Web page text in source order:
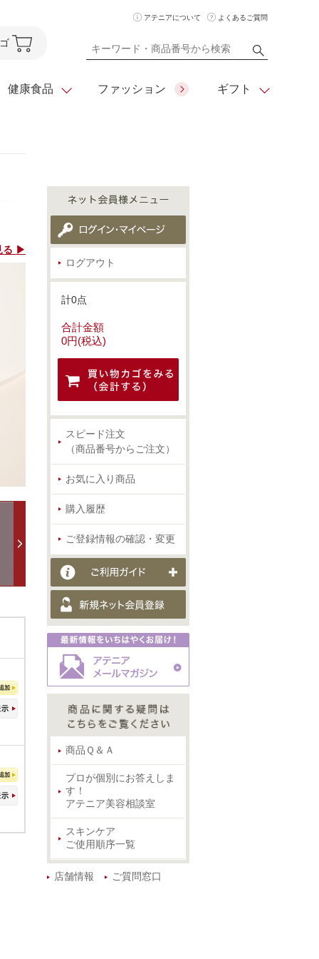
アテニアについて よくあるご質問
クレンジング
美容液・クリーム
日やけ止め
アイメイク
メイクグッズ
お悩みから探す
健康食品
ダイエットシリーズ
全商品一覧
ファッション ギフト
住所を知らなくても
る ▶
ログアウト
計0点
合計金額
0円(税込)
スピード注文
（商品番号からご注文）
お気に入り商品
購入履歴
ご登録情報の確認・変更
商品Ｑ＆Ａ
プロが個別にお答えしま
す！
アテニア美容相談室
スキンケア
ご使用順序一覧
店舗情報 ご質問窓口